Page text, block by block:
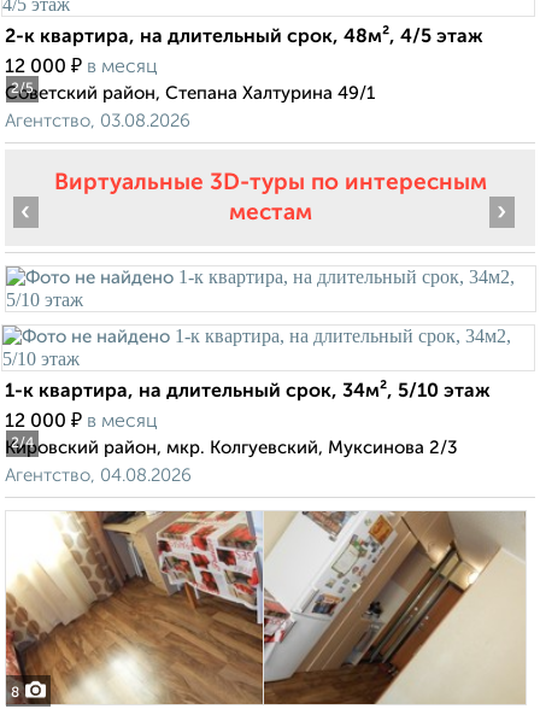
2/5
2-к квартира, на длительный срок, 48м², 4/5 этаж
12 000 ₽ в месяц
Советский район, Степана Халтурина 49/1
Агентство, 03.08.2026
Виртуальные 3D-туры по интересным
местам
2/4
‹ ›
1-к квартира, на длительный срок, 34м², 5/10 этаж
12 000 ₽ в месяц
Кировский район, мкр. Колгуевский, Муксинова 2/3
Агентство, 04.08.2026
8